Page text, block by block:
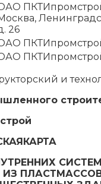
26
и
СИСТЕМ